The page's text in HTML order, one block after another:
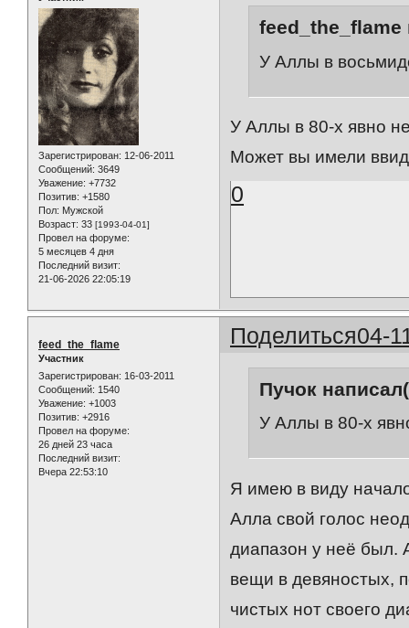
Зарегистрирован: 12-06-2011
Сообщений: 3649
Уважение: +7732
Позитив: +1580
Пол: Мужской
Возраст: 33 [1993-04-01]
Провел на форуме:
5 месяцев 4 дня
Последний визит:
21-06-2026 22:05:19
feed_the_flame
У Аллы в
У Аллы в 80-х явно
Может вы имели
0
Поделиться04-
feed_the_flame
Участник
Зарегистрирован: 16-03-2011
Сообщений: 1540
Уважение: +1003
Позитив: +2916
Провел на форуме:
26 дней 23 часа
Последний визит:
Вчера 22:53:10
Пучок
У Аллы в 80-х
Я имею в виду
Алла свой голос
диапазон у неё был.
вещи в девяностых,
чистых нот своего